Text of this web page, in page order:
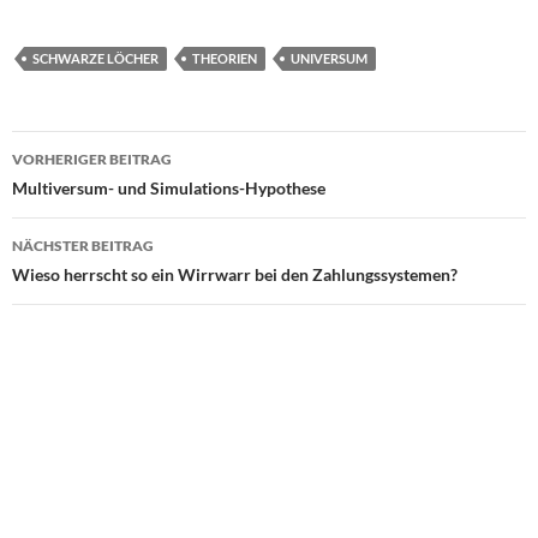
SCHWARZE LÖCHER THEORIEN UNIVERSUM
Beitragsnavigation
VORHERIGER BEITRAG
Multiversum- und Simulations-Hypothese
NÄCHSTER BEITRAG
Wieso herrscht so ein Wirrwarr bei den Zahlungssystemen?